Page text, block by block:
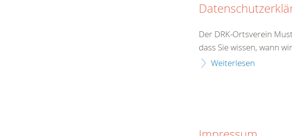
Der DRK-Ortsverein
dass Sie wissen, wann
Weiterlesen